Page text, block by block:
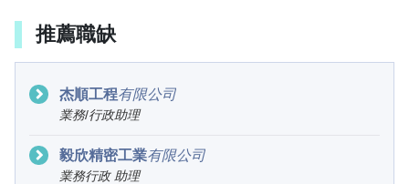
推薦職缺
杰順工程有限公司
業務/行政助理
毅欣精密工業有限公司
業務行政 助理